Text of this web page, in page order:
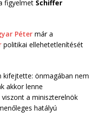
figyelmet Schiffer
Péter már a
politikai ellehetetlenítését
kifejtette: önmagában nem
akkor lenne
a miniszterelnök
hatályú